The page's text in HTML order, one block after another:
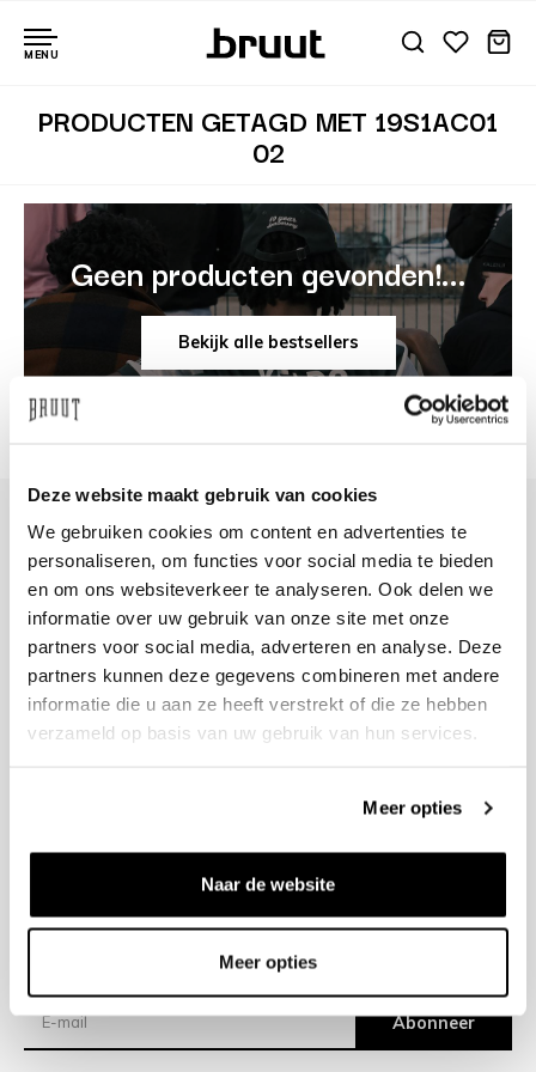
Deze website maakt gebruik van cookies
We gebruiken cookies om content en advertenties te
personaliseren, om functies voor social media te bieden
en om ons websiteverkeer te analyseren. Ook delen we
informatie over uw gebruik van onze site met onze
partners voor social media, adverteren en analyse. Deze
partners kunnen deze gegevens combineren met andere
informatie die u aan ze heeft verstrekt of die ze hebben
verzameld op basis van uw gebruik van hun services.
Meer opties
Naar de website
Meer opties
MENU
PRODUCTEN GETAGD MET 19S1AC01
02
Geen producten gevonden!...
Bekijk alle bestsellers
+31 23 205 2006
info@bruut.nl
Contact Formulier
Open tot 18:30
OPENINGSTIJDEN
Verzending
Abonneer